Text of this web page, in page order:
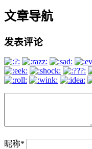
文章导航
发表评论
昵称*